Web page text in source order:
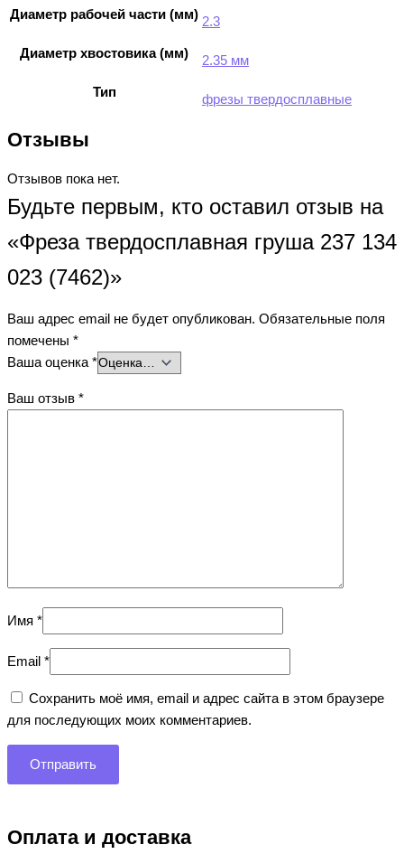
Диаметр рабочей части (мм) 2.3
Диаметр хвостовика (мм) 2.35 мм
Тип фрезы твердосплавные
Отзывы
Отзывов пока нет.
Будьте первым, кто оставил отзыв на
«Фреза твердосплавная груша 237 134
023 (7462)»
Ваш адрес email не будет опубликован. Обязательные поля
помечены *
Ваша оценка *
Ваш отзыв *
Имя *
Email *
Сохранить моё имя, email и адрес сайта в этом браузере
для последующих моих комментариев.
Оплата и доставка